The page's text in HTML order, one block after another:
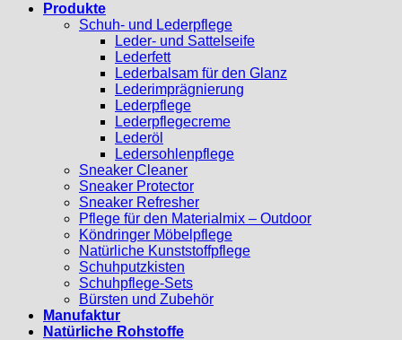
Produkte
Schuh- und Lederpflege
Leder- und Sattelseife
Lederfett
Lederbalsam für den Glanz
Lederimprägnierung
Lederpflege
Lederpflegecreme
Lederöl
Ledersohlenpflege
Sneaker Cleaner
Sneaker Protector
Sneaker Refresher
Pflege für den Materialmix – Outdoor
Köndringer Möbelpflege
Natürliche Kunststoffpflege
Schuhputzkisten
Schuhpflege-Sets
Bürsten und Zubehör
Manufaktur
Natürliche Rohstoffe